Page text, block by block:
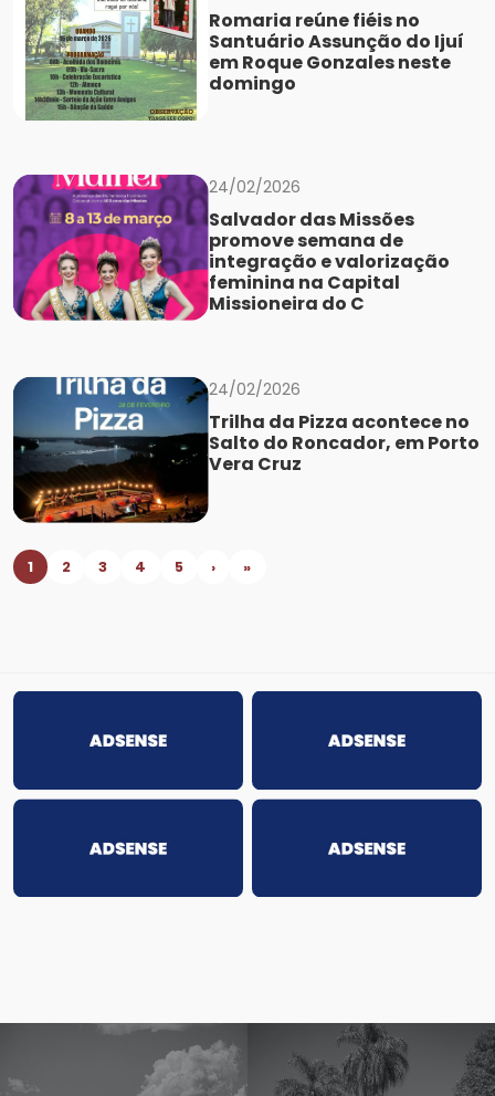
Romaria reúne fiéis no
Santuário Assunção do Ijuí
em Roque Gonzales neste
domingo
24/02/2026
Salvador das Missões
promove semana de
integração e valorização
feminina na Capital
Missioneira do C
24/02/2026
Trilha da Pizza acontece no
Salto do Roncador, em Porto
Vera Cruz
1 2 3 4 5 › »